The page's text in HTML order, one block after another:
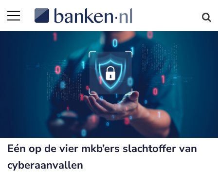
Eén op de vier mkb’ers slachtoffer van
cyberaanvallen